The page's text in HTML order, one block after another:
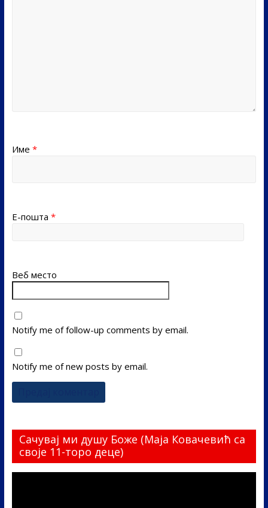
Име *
Е-пошта *
Веб место
Notify me of follow-up comments by email.
Notify me of new posts by email.
Сачувај ми душу Боже (Маја Ковачевић са
своје 11-торо деце)